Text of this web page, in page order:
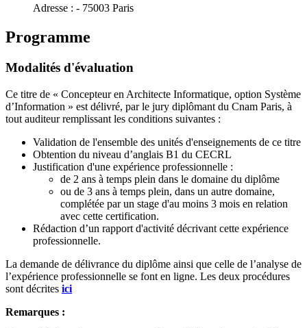
Adresse : - 75003 Paris
Programme
Modalités d'évaluation
Ce titre de « Concepteur en Architecte Informatique, option Système
d’Information » est délivré, par le jury diplômant du Cnam Paris, à
tout auditeur remplissant les conditions suivantes :
Validation de l'ensemble des unités d'enseignements de ce titre
Obtention du niveau d’anglais B1 du CECRL
Justification d'une expérience professionnelle :
de 2 ans à temps plein dans le domaine du diplôme
ou de 3 ans à temps plein, dans un autre domaine,
complétée par un stage d'au moins 3 mois en relation
avec cette certification.
Rédaction d’un rapport d'activité décrivant cette expérience
professionnelle.
La demande de délivrance du diplôme ainsi que celle de l’analyse de
l’expérience professionnelle se font en ligne. Les deux procédures
sont décrites ici
Remarques :